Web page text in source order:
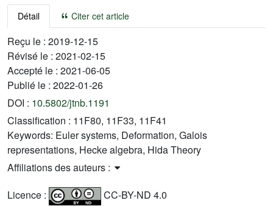
Détail Citer cet article
Reçu le : 2019-12-15
Révisé le : 2021-02-15
Accepté le : 2021-06-05
Publié le : 2022-01-26
DOI : 10.5802/jtnb.1191
Classification : 11F80, 11F33, 11F41
Keywords: Euler systems, Deformation, Galois
representations, Hecke algebra, Hida Theory
Affiliations des auteurs :
Licence :
CC-BY-ND 4.0